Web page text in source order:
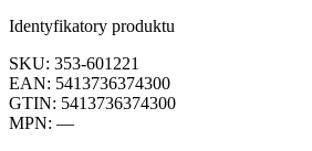
Identyfikatory produktu
SKU: 353-601221
EAN: 5413736374300
GTIN: 5413736374300
MPN: —